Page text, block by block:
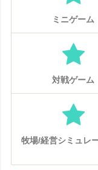
ミニゲーム
対戦ゲーム
牧場/経営シミュレ